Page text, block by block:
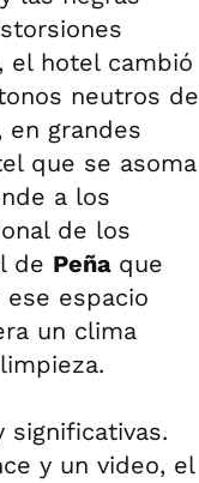
el hotel cambió
neutros de
en grandes
que se asoma
a los
de los
de Peña que
espacio
un clima
significativas.
y un video, el